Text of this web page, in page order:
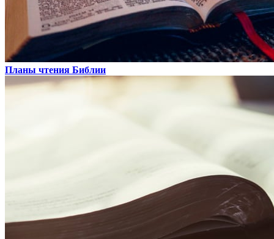
Планы чтения Библии